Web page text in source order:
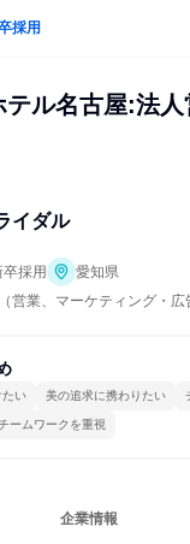
採用
テル名古屋:法
イダル
採用
愛知県
営業、マーケティング・広
たい 美の追求に携わりたい
ームワークを重視
企業情報